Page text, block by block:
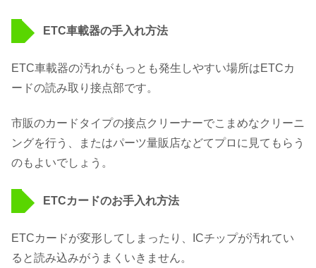
ETC車載器の手入れ方法
ETC車載器の汚れがもっとも発生しやすい場所はETCカ
ードの読み取り接点部です。
市販のカードタイプの接点クリーナーでこまめなクリーニ
ングを行う、またはパーツ量販店などてプロに見てもらう
のもよいでしょう。
ETCカードのお手入れ方法
ETCカードが変形してしまったり、ICチップが汚れてい
ると読み込みがうまくいきません。